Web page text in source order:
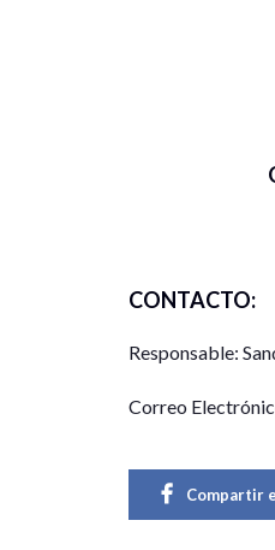
CONTACTO:
Responsable:
Correo
Compartir